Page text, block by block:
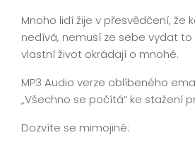
Mnoho lidí žije v přesvědčení, že
nedívá, nemusí ze sebe vydat
vlastní život okrádají o mnohé.
MP3 Audio verze oblíbeného
„Všechno se počítá“ ke stažení
Dozvíte se mimojiné: